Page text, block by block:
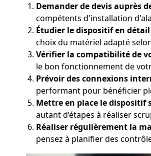
Demander de devis auprès
compétents d'installation
Étudier le dispositif en
choix du matériel adapté
Vérifier la compatibilité de
le bon fonctionnement de
Prévoir des connexions
performant pour bénéficier
Mettre en place le dispositif
autant d’étapes à réaliser
Réaliser régulièrement la
pensez à planifier des